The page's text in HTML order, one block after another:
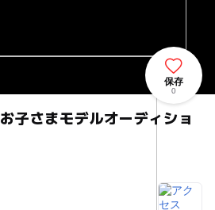
子さまモデルオーディショ
保存
0